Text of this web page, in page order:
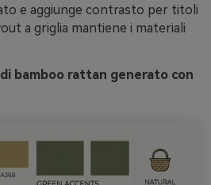
e aggiunge contrasto per titoli
a griglia mantiene i materiali
bamboo rattan generato con